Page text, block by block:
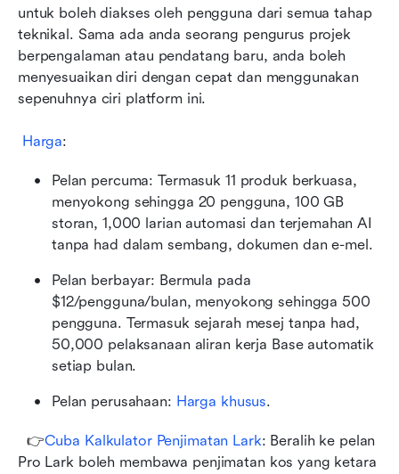
untuk boleh diakses oleh pengguna dari semua tahap
teknikal. Sama ada anda seorang pengurus projek
berpengalaman atau pendatang baru, anda boleh
menyesuaikan diri dengan cepat dan menggunakan
sepenuhnya ciri platform ini.
Harga:
Pelan percuma: Termasuk 11 produk berkuasa,
menyokong sehingga 20 pengguna, 100 GB
storan, 1,000 larian automasi dan terjemahan AI
tanpa had dalam sembang, dokumen dan e-mel.
Pelan berbayar: Bermula pada
$12/pengguna/bulan, menyokong sehingga 500
pengguna. Termasuk sejarah mesej tanpa had,
50,000 pelaksanaan aliran kerja Base automatik
setiap bulan.
Pelan perusahaan: Harga khusus.
  👉
Cuba Kalkulator Penjimatan Lark: Beralih ke pelan
Pro Lark boleh membawa penjimatan kos yang ketara